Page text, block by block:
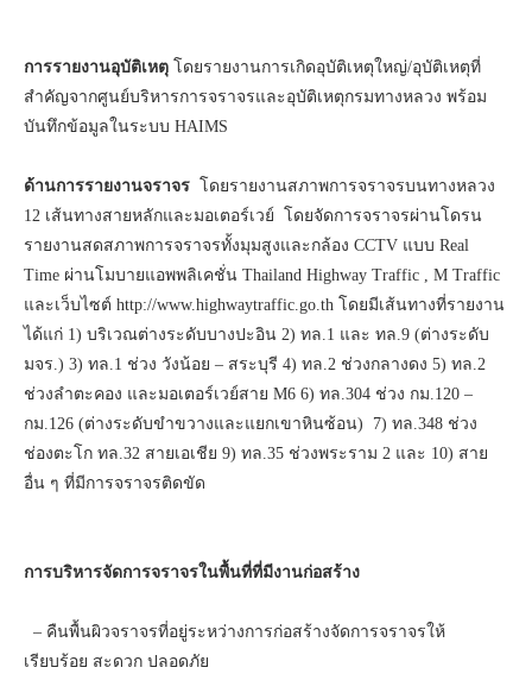
การรายงานอุบัติเหตุ โดยรายงานการเกิดอุบัติเหตุใหญ่/อุบัติเหตุที่
สำคัญจากศูนย์บริหารการจราจรและอุบัติเหตุกรมทางหลวง พร้อม
บันทึกข้อมูลในระบบ HAIMS
ด้านการรายงานจราจร โดยรายงานสภาพการจราจรบนทางหลวง
12 เส้นทางสายหลักและมอเตอร์เวย์ โดยจัดการจราจรผ่านโดรน
รายงานสดสภาพการจราจรทั้งมุมสูงและกล้อง CCTV แบบ Real
Time ผ่านโมบายแอพพลิเคชั่น Thailand Highway Traffic , M Traffic
และเว็บไซต์ http://www.highwaytraffic.go.th โดยมีเส้นทางที่รายงาน
ได้แก่ 1) บริเวณต่างระดับบางปะอิน 2) ทล.1 และ ทล.9 (ต่างระดับ
มจร.) 3) ทล.1 ช่วง วังน้อย – สระบุรี 4) ทล.2 ช่วงกลางดง 5) ทล.2
ช่วงลำตะคอง และมอเตอร์เวย์สาย M6 6) ทล.304 ช่วง กม.120 –
กม.126 (ต่างระดับขำขวางและแยกเขาหินซ้อน) 7) ทล.348 ช่วง
ช่องตะโก ทล.32 สายเอเชีย 9) ทล.35 ช่วงพระราม 2 และ 10) สาย
อื่น ๆ ที่มีการจราจรติดขัด
การบริหารจัดการจราจรในพื้นที่ที่มีงานก่อสร้าง
– คืนพื้นผิวจราจรที่อยู่ระหว่างการก่อสร้างจัดการจราจรให้
เรียบร้อย สะดวก ปลอดภัย